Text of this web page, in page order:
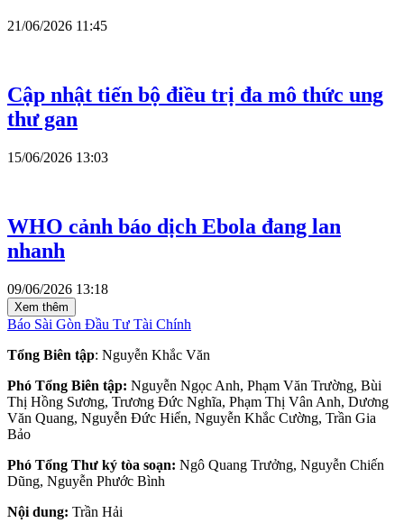
21/06/2026 11:45
Cập nhật tiến bộ điều trị đa mô thức ung
thư gan
15/06/2026 13:03
WHO cảnh báo dịch Ebola đang lan
nhanh
09/06/2026 13:18
Xem thêm
Báo Sài Gòn Đầu Tư Tài Chính
Tổng Biên tập: Nguyễn Khắc Văn
Phó Tổng Biên tập: Nguyễn Ngọc Anh, Phạm Văn Trường, Bùi
Thị Hồng Sương, Trương Đức Nghĩa, Phạm Thị Vân Anh, Dương
Văn Quang, Nguyễn Đức Hiển, Nguyễn Khắc Cường, Trần Gia
Bảo
Phó Tổng Thư ký tòa soạn: Ngô Quang Trưởng, Nguyễn Chiến
Dũng, Nguyễn Phước Bình
Nội dung: Trần Hải